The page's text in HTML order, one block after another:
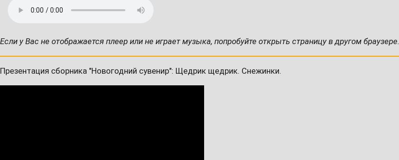
Если у Вас не отображается плеер или не играет музыка, попробуйте открыть страницу в другом браузере.
Презентация сборника "Новогодний сувенир": Щедрик щедрик. Снежинки.